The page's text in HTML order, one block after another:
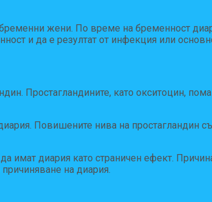
жени. По време на бременност
и да е резултат от инфекция или
Простагландините, като окситоцин,
Повишените нива на простагландин
имат диария като страничен ефект.
на диария.